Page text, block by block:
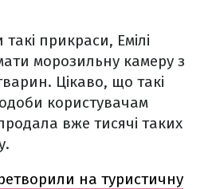
прикраси, Емілі
морозильну камеру з
Цікаво, що такі
користувачам
вже тисячі таких
на туристичну